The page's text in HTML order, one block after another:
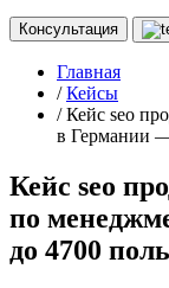
Консультация
Главная
/Кейсы
/ Кейс seo
в Германии —
Кейс seo
по
до 4700